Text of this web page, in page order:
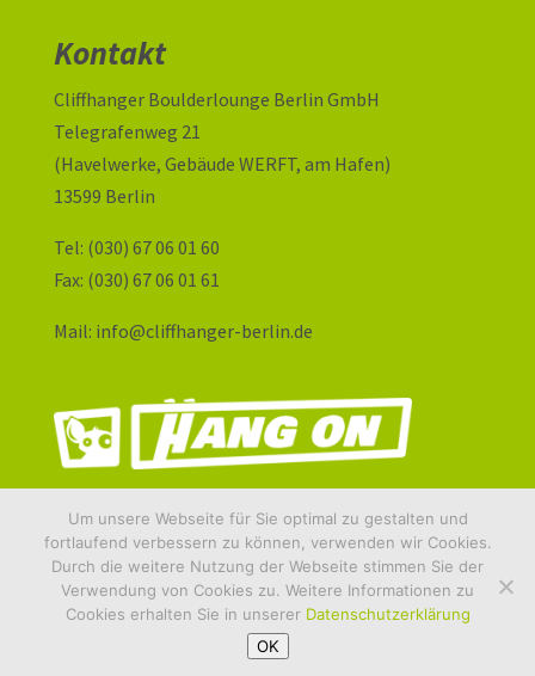
Kontakt
Cliffhanger Boulderlounge Berlin GmbH
Telegrafenweg 21
(Havelwerke, Gebäude WERFT, am Hafen)
13599 Berlin
Tel: (030) 67 06 01 60
Fax: (030) 67 06 01 61
Mail: info@cliffhanger-berlin.de
© Cliffhanger-Berlin. All Rights Reserved.
//// www.petas-design.com ///
Um unsere Webseite für Sie optimal zu gestalten und
fortlaufend verbessern zu können, verwenden wir Cookies.
Durch die weitere Nutzung der Webseite stimmen Sie der
Verwendung von Cookies zu. Weitere Informationen zu
Cookies erhalten Sie in unserer Datenschutzerklärung
OK